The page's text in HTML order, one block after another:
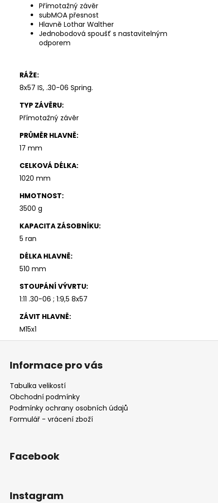
Přímotažný závěr
subMOA přesnost
Hlavně Lothar Walther
Jednobodová spoušť s nastavitelným
odporem
RÁŽE:
8x57 IS, .30-06 Spring.
TYP ZÁVĚRU:
Přímotažný závěr
PRŮMĚR HLAVNĚ:
17 mm
CELKOVÁ DÉLKA:
1020 mm
HMOTNOST:
3500 g
KAPACITA ZÁSOBNÍKU:
5 ran
DÉLKA HLAVNĚ:
510 mm
STOUPÁNÍ VÝVRTU:
1:11 .30-06 ; 1:9,5 8x57
ZÁVIT HLAVNĚ:
M15x1
Z
Informace pro vás
Tabulka velikostí
Obchodní podmínky
Podmínky ochrany osobních údajů
Formulář - vrácení zboží
Facebook
Instagram